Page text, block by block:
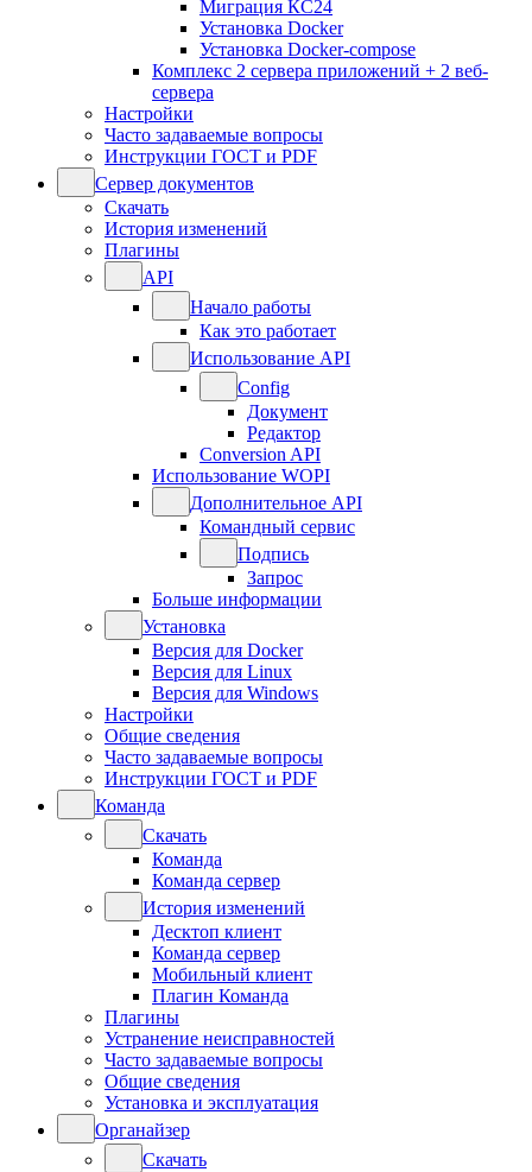
Миграция КС24
Установка Docker
Установка Docker-compose
Комплекс 2 сервера приложений + 2 веб-
сервера
Настройки
Часто задаваемые вопросы
Инструкции ГОСТ и PDF
Сервер документов
Скачать
История изменений
Плагины
API
Начало работы
Как это работает
Использование API
Config
Документ
Редактор
Conversion API
Использование WOPI
Дополнительное API
Командный сервис
Подпись
Запрос
Больше информации
Установка
Версия для Docker
Версия для Linux
Версия для Windows
Настройки
Общие сведения
Часто задаваемые вопросы
Инструкции ГОСТ и PDF
Команда
Скачать
Команда
Команда сервер
История изменений
Десктоп клиент
Команда сервер
Мобильный клиент
Плагин Команда
Плагины
Устранение неисправностей
Часто задаваемые вопросы
Общие сведения
Установка и эксплуатация
Органайзер
Скачать